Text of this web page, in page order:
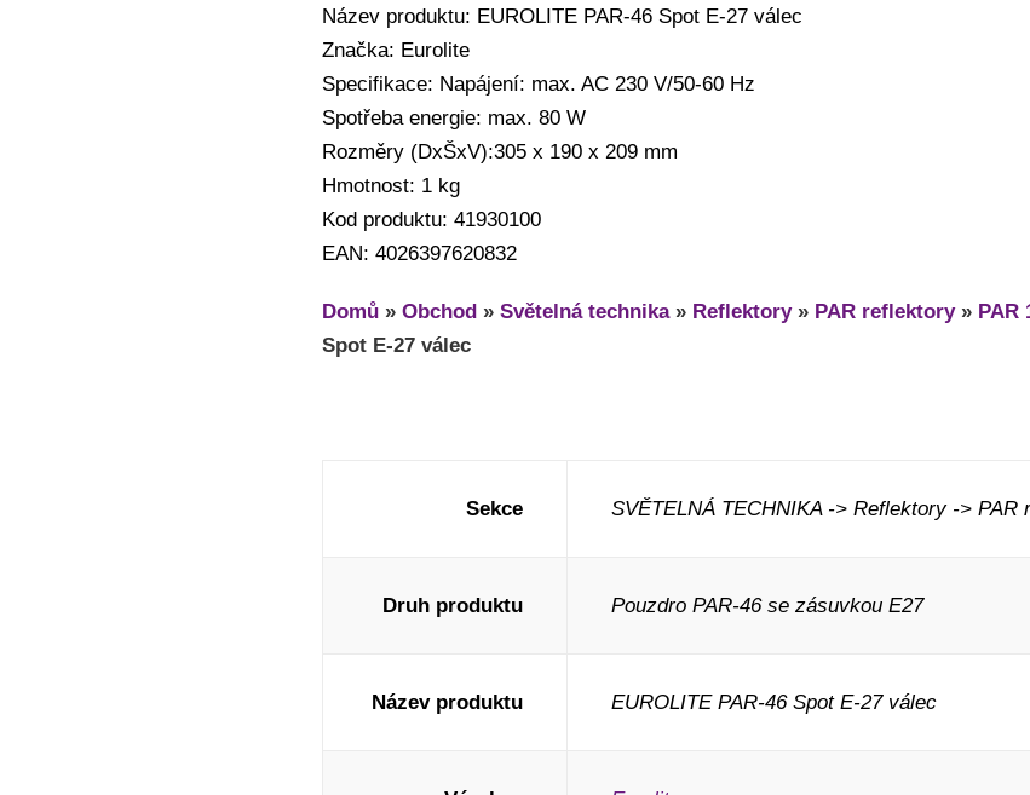
Název produktu: EUROLITE PAR-46 Spot E-27 válec
Značka: Eurolite
Specifikace: Napájení: max. AC 230 V/50-60 Hz
Spotřeba energie: max. 80 W
Rozměry (DxŠxV):305 x 190 x 209 mm
Hmotnost: 1 kg
Kod produktu: 41930100
EAN: 4026397620832
Domů » Obchod » Světelná technika» Reflektory» PAR reflektory» PAR
Spot E-27 válec
Sekce SVĚTELNÁ TECHNIKA -> Reflektory -> PAR
Druh produktu Pouzdro PAR-46 se zásuvkou E27
Název produktu EUROLITE PAR-46 Spot E-27 válec